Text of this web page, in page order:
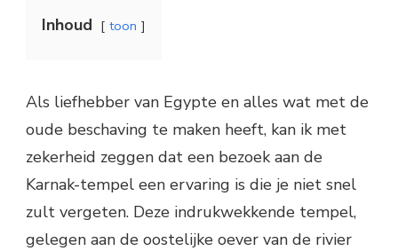
Inhoud toon
Als liefhebber van Egypte en alles wat met de
oude beschaving te maken heeft, kan ik met
zekerheid zeggen dat een bezoek aan de
Karnak-tempel een ervaring is die je niet snel
zult vergeten. Deze indrukwekkende tempel,
gelegen aan de oostelijke oever van de rivier